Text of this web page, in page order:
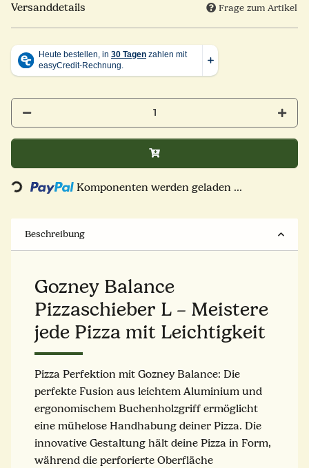
Versanddetails
Frage zum Artikel
Loading... Komponenten werden geladen ...
Beschreibung
Gozney Balance
Pizzaschieber L – Meistere
jede Pizza mit Leichtigkeit
Pizza Perfektion mit Gozney Balance: Die
perfekte Fusion aus leichtem Aluminium und
ergonomischem Buchenholzgriff ermöglicht
eine mühelose Handhabung deiner Pizza. Die
innovative Gestaltung hält deine Pizza in Form,
während die perforierte Oberfläche